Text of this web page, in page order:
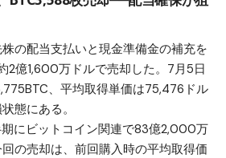
の配当支払いと現金準備金の補充を
2億1,600万ドルで売却した。7月5日
、平均取得単価は75,476ドル
態にある。
にビットコイン関連で83億2,000万
の売却は、前回購入時の平均取得価